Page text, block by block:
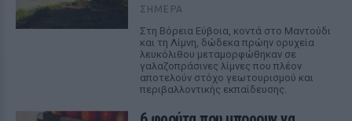
ΣΉΜΕΡΑ
Στη Βόρεια Εύβοια, κοντά στο Μαντούδι
και τη Λίμνη, δώδεκα πρώην ορυχεία
λευκόλιθου μεταμορφώθηκαν σε
γαλαζοπράσινες λίμνες που πλέον
αποτελούν στόχο γεωτουρισμού και
περιβαλλοντικής εκπαίδευσης.